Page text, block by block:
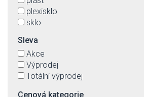
plexisklo
sklo
textil(imit.)-vnější, plast vnitřní
Sleva
Akce
Výprodej
Totální výprodej
Cenová kategorie